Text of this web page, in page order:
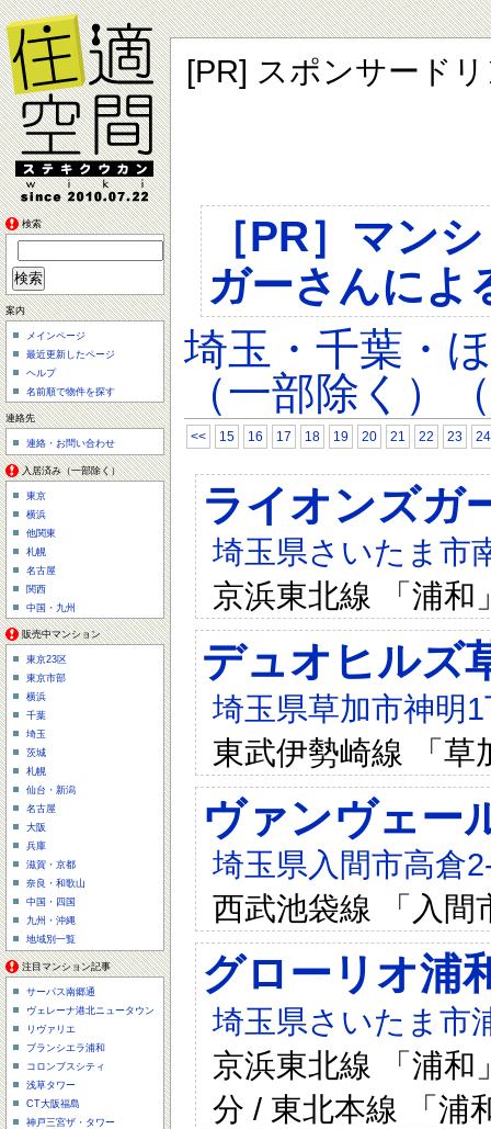
[PR] スポンサード
［PR］マン
ガーさんによ
埼玉・千葉・
（一部除く）
<< 15 16 17 18 19 20 21 22 23 24
ライオンズガ
埼玉県さいたま市
京浜東北線 「浦和
デュオヒルズ
埼玉県草加市神明
東武伊勢崎線 「草
ヴァンヴェー
埼玉県入間市高倉
西武池袋線 「入間
グローリオ浦
埼玉県さいたま市
京浜東北線 「浦和
分 / 東北本線 「浦
検索
案内
メインページ
最近更新したページ
ヘルプ
名前順で物件を探す
連絡先
連絡・お問い合わせ
入居済み（一部除く）
東京
横浜
他関東
札幌
名古屋
関西
中国・九州
販売中マンション
東京23区
東京市部
横浜
千葉
埼玉
茨城
札幌
仙台・新潟
名古屋
大阪
兵庫
滋賀・京都
奈良・和歌山
中国・四国
九州・沖縄
地域別一覧
注目マンション記事
サーパス南郷通
ヴェレーナ港北ニュータウン
リヴァリエ
ブランシエラ浦和
コロンブスシティ
浅草タワー
CT大阪福島
神戸三宮ザ・タワー